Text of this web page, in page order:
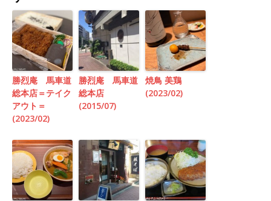
勝烈庵 馬車道
総本店＝テイク
アウト＝
(2023/02)
勝烈庵 馬車道
総本店
(2015/07)
焼鳥 美鶏
(2023/02)